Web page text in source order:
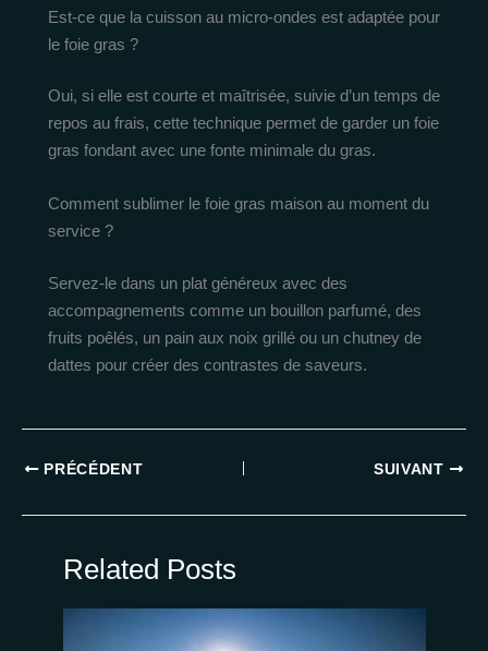
Est-ce que la cuisson au micro-ondes est adaptée pour
le foie gras ?
Oui, si elle est courte et maîtrisée, suivie d’un temps de
repos au frais, cette technique permet de garder un foie
gras fondant avec une fonte minimale du gras.
Comment sublimer le foie gras maison au moment du
service ?
Servez-le dans un plat généreux avec des
accompagnements comme un bouillon parfumé, des
fruits poêlés, un pain aux noix grillé ou un chutney de
dattes pour créer des contrastes de saveurs.
PRÉCÉDENT SUIVANT
Related Posts